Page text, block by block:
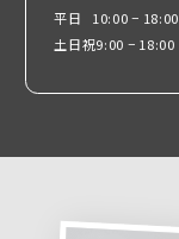
平日
10:00 − 18:00
土日祝9:00 − 18:00